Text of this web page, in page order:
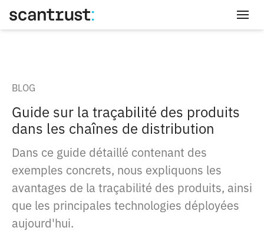
Connexion
BLOG
Guide sur la traçabilité des produits
dans les chaînes de distribution
Dans ce guide détaillé contenant des
exemples concrets, nous expliquons les
avantages de la traçabilité des produits, ainsi
que les principales technologies déployées
aujourd'hui.